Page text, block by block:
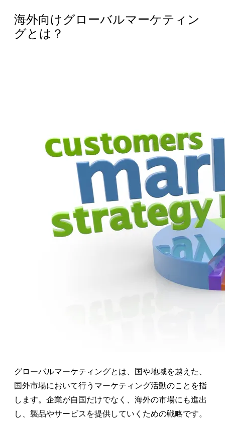
海外向けグローバルマーケティン
グとは？
グローバルマーケティングとは、国や地域を越えた、
国外市場において行うマーケティング活動のことを指
します。企業が自国だけでなく、海外の市場にも進出
し、製品やサービスを提供していくための戦略です。